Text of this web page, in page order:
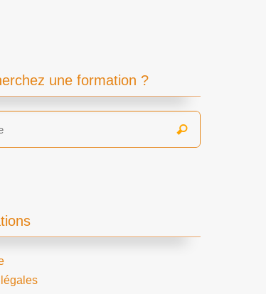
une formation ?
Search
Recherche